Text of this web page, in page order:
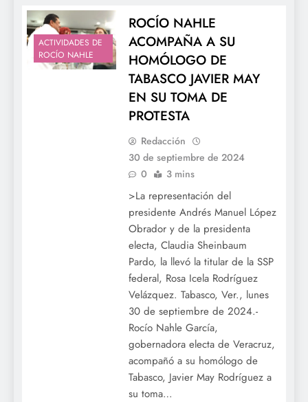
ACTIVIDADES DE
ROCÍO NAHLE
ROCÍO NAHLE
ACOMPAÑA A SU
HOMÓLOGO DE
TABASCO JAVIER MAY
EN SU TOMA DE
PROTESTA
Redacción
30 de septiembre de 2024
0
3 mins
>La representación del
presidente Andrés Manuel López
Obrador y de la presidenta
electa, Claudia Sheinbaum
Pardo, la llevó la titular de la SSP
federal, Rosa Icela Rodríguez
Velázquez. Tabasco, Ver., lunes
30 de septiembre de 2024.-
Rocío Nahle García,
gobernadora electa de Veracruz,
acompañó a su homólogo de
Tabasco, Javier May Rodríguez a
su toma…